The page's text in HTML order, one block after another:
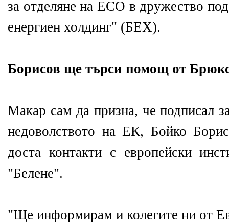
за отделяне на ЕСО в дружество
енергиен холдинг" (БЕХ).
Борисов ще търси помощ от
Макар сам да призна, че подписал
недоволството на ЕК, Бойко
доста контакти с европейски
"Белене".
"Ще информирам и колегите ни от